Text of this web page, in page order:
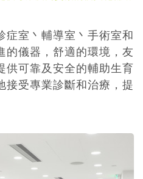
症室丶輔導室丶手術室和
的儀器，舒適的環境，友
供可靠及安全的輔助生育
接受專業診斷和治療，提